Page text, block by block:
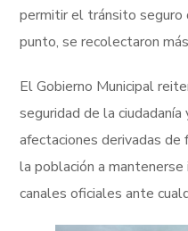
permitir el tránsito seguro
punto, se recolectaron
El Gobierno Municipal
seguridad de la
afectaciones derivadas de
la población a
canales oficiales ante